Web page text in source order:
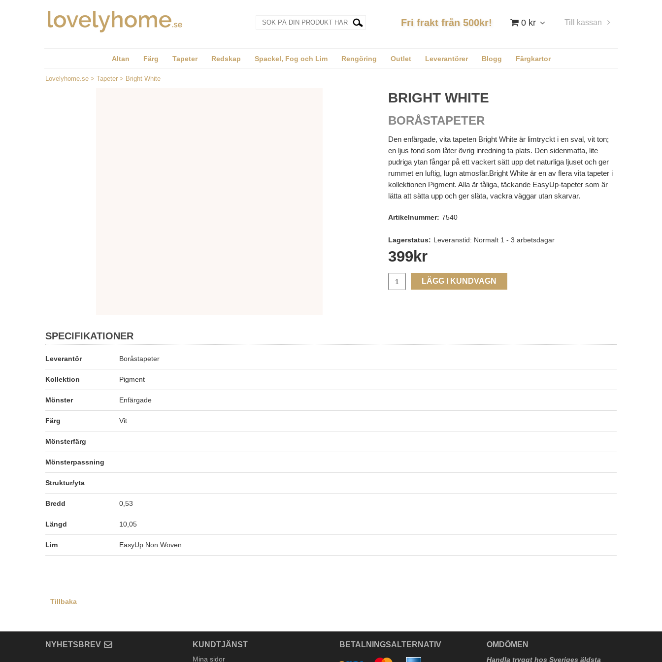
0 kr Till kassan
Fri frakt från 500kr!
Altan Färg Tapeter Redskap Spackel, Fog och Lim Rengöring Outlet Leverantörer Blogg Färgkartor
Lovelyhome.se > Tapeter > Bright White
BRIGHT WHITE
BORÅSTAPETER
Den enfärgade, vita tapeten Bright White är limtryckt i en sval, vit ton;
en ljus fond som låter övrig inredning ta plats. Den sidenmatta, lite
pudriga ytan fångar på ett vackert sätt upp det naturliga ljuset och ger
rummet en luftig, lugn atmosfär.Bright White är en av flera vita tapeter i
kollektionen Pigment. Alla är tåliga, täckande EasyUp-tapeter som är
lätta att sätta upp och ger släta, vackra väggar utan skarvar.
Artikelnummer: 7540
Lagerstatus: Leveranstid: Normalt 1 - 3 arbetsdagar
399 kr
LÄGG I KUNDVAGN
SPECIFIKATIONER
Leverantör Boråstapeter
Kollektion Pigment
Mönster Enfärgade
Färg Vit
Mönsterfärg
Mönsterpassning
Struktur/yta
Bredd 0,53
Längd 10,05
Lim EasyUp Non Woven
Tillbaka
NYHETSBREV KUNDTJÄNST
Mina sidor
BETALNINGSALTERNATIV OMDÖMEN
Handla tryggt hos Sveriges äldsta